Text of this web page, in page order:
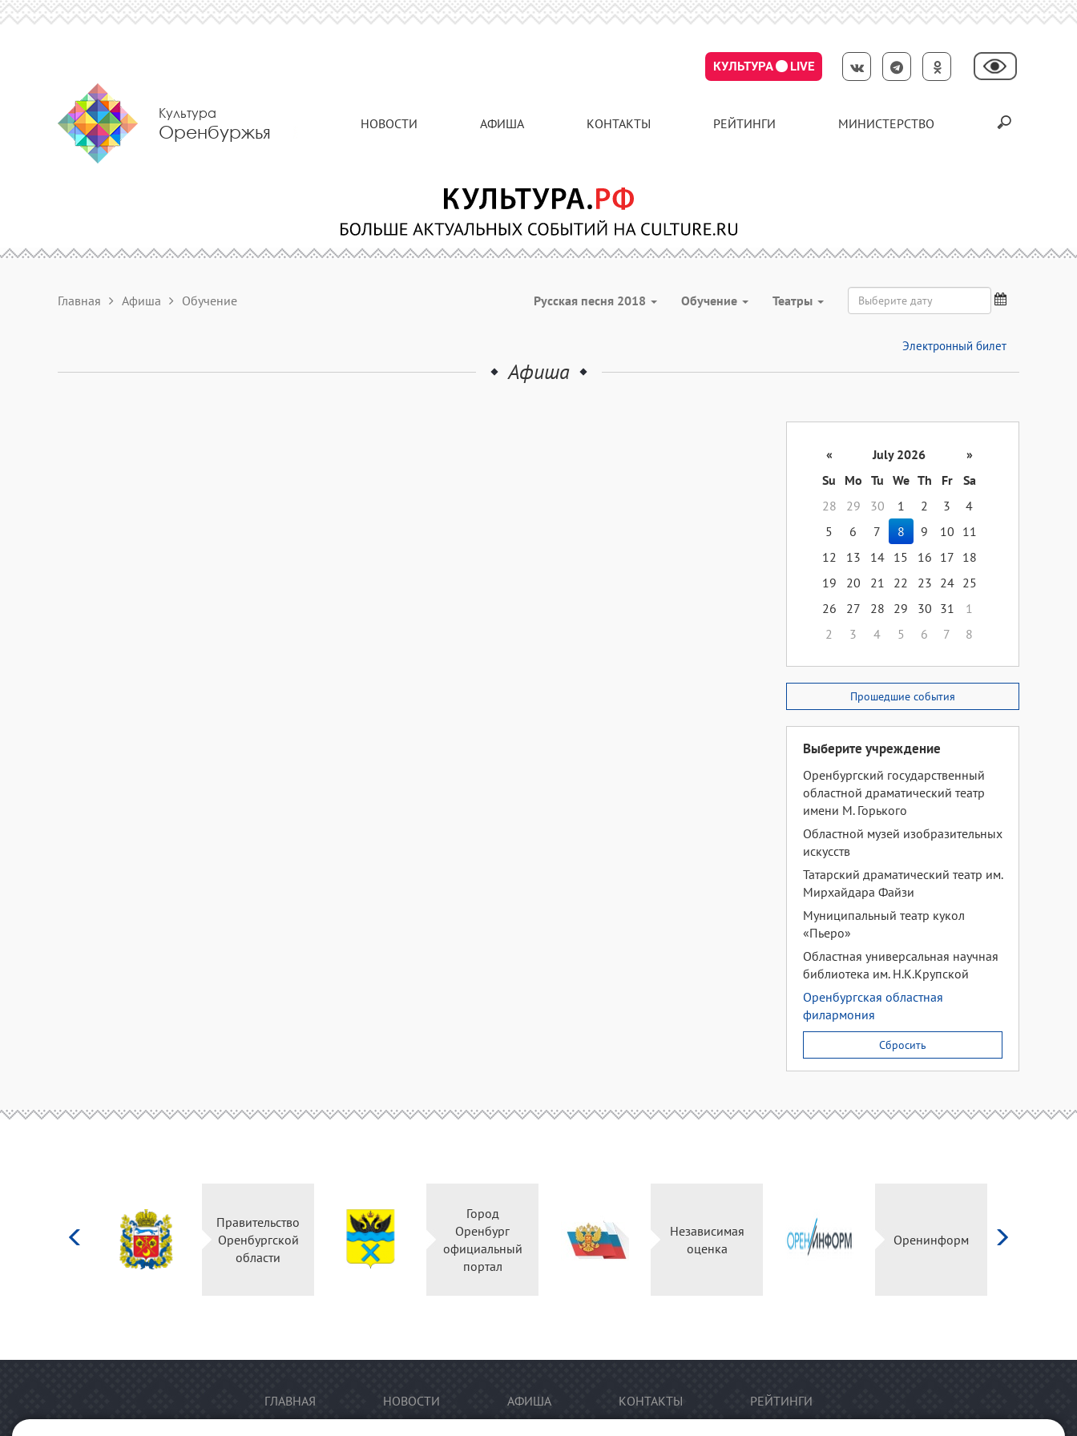
КУЛЬТУРА LIVE
Культура
Оренбуржья НОВОСТИ АФИША КОНТАКТЫ РЕЙТИНГИ МИНИСТЕРСТВО
Главная Афиша Обучение Русская песня 2018 Обучение Театры
Электронный билет
Афиша
« July 2026
»
Su
Mo Tu We Th Fr
Sa
28
29 30 1 2 3
4
5
6 7 8 9 10 11
12
13 14 15 16 17 18
19
20 21 22 23 24 25
26
27 28 29 30 31
1
2
3 4 5 6 7 8
Прошедшие события
Выберите учреждение
Оренбургский государственный
областной драматический театр
имени М. Горького
Областной музей изобразительных
искусств
Татарский драматический театр им.
Мирхайдара Файзи
Муниципальный театр кукол
«Пьеро»
Областная универсальная научная
библиотека им. Н.К.Крупской
Оренбургская областная
филармония
Сбросить
Правительство
Оренбургской
области
Город
Оренбург
официальный
портал
Независимая
оценка
Оренинформ
ГЛАВНАЯ НОВОСТИ АФИША КОНТАКТЫ РЕЙТИНГИ